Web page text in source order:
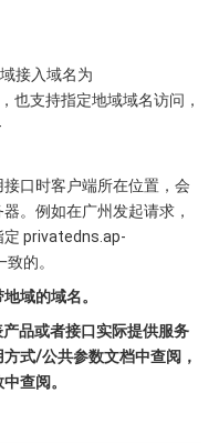
接入域名为
支持指定地域域名访问，
口时客户端所在位置，会
。例如在广州发起请求，
定 privatedns.ap-
的。
域的域名。
品或者接口实际提供服务
式/公共参数文档中查阅，
查阅。